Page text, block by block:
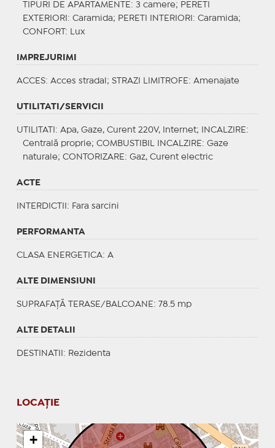
TIPURI DE APARTAMENTE : 3 camere; PERETI
EXTERIORI : Caramida; PERETI INTERIORI : Caramida;
CONFORT : Lux
IMPREJURIMI
ACCES: Acces stradal; STRAZI LIMITROFE : Amenajate
UTILITATI/SERVICII
UTILITATI : Apa, Gaze, Curent 220V, Internet; INCALZIRE :
Centrală proprie; COMBUSTIBIL INCALZIRE : Gaze
naturale; CONTORIZARE : Gaz, Curent electric
ACTE
INTERDICTII : Fara sarcini
PERFORMANTA
CLASA ENERGETICA: A
ALTE DIMENSIUNI
SUPRAFAȚĂ TERASE/BALCOANE: 78.5 mp
ALTE DETALII
DESTINATII : Rezidenta
LOCAȚIE
+